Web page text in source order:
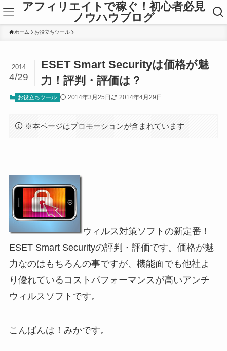
アフィリエイトで稼ぐ！初心者必見
ノウハウブログ
ホーム お役立ちツール
ESET Smart Securityは価格が魅
力！評判・評価は？
2014
4/29
お役立ちツール 2014年3月25日 2014年4月29日
※本ページはプロモーションが含まれています
ウィルス対策ソフトの新定番！
ESET Smart Securityの評判・評価です。価格が魅
力なのはもちろんの事ですが、機能面でも他社よ
り優れているコストパフォーマンスが高いアンチ
ウィルスソフトです。
こんばんは！みかです。